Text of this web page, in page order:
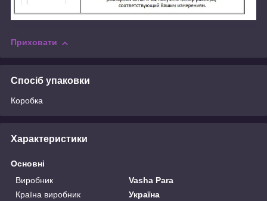
Приховати
Спосіб упаковки
Коробка
Характеристики
Основні
Виробник
Vasha Para
Країна виробник
Україна